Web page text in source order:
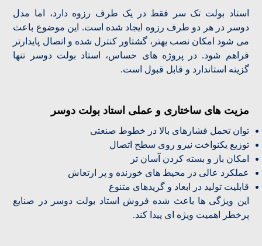
استاد بولت تک سر فقط در یک طرف رزوه دارد، اما مدل
دوسر در هر دو طرف رزوه ایجاد شده است. این موضوع باعث
می شود امکان نصب بهتر، گشتاور کنترل شده و اتصال پایدارتر
فراهم شود. در پروژه های حساس، استاد بولت دوسر تنها
گزینه استاندارد و قابل قبول است.
مزیت های ساختاری و عملی استاد بولت دوسر
توان تحمل فشارهای بالا در خطوط صنعتی
توزیع یکنواخت نیرو روی سطح اتصال
امکان باز و بسته کردن آسان تر
عملکرد عالی در محیط های خورنده و پر ارتعاش
قابلیت تولید در ابعاد و گریدهای متنوع
این ویژگی ها باعث شده فروش استاد بولت دوسر در صنایع
پرخطر اهمیت ویژه ای پیدا کند.